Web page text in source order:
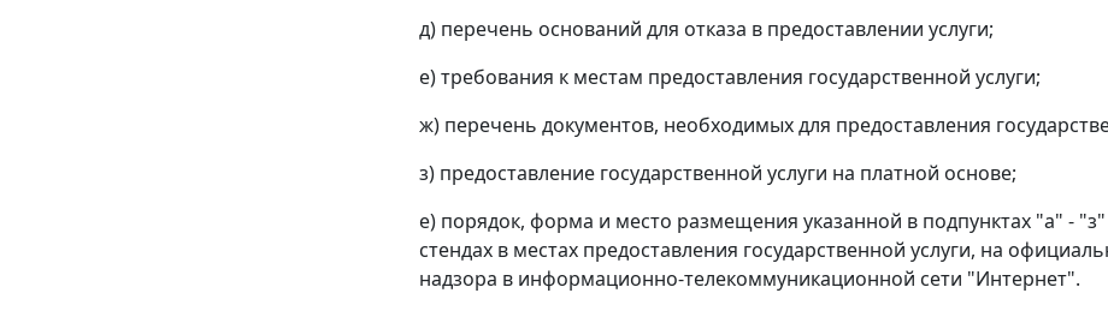
д) перечень оснований для отказа в предоставлении услуги;
е) требования к местам предоставления государственной услуги;
ж) перечень документов, необходимых для предоставления
з) предоставление государственной услуги на платной основе;
е) порядок, форма и место размещения указанной в подпунктах "а" -
стендах в местах предоставления государственной услуги, на
надзора в информационно-телекоммуникационной сети "Интернет".